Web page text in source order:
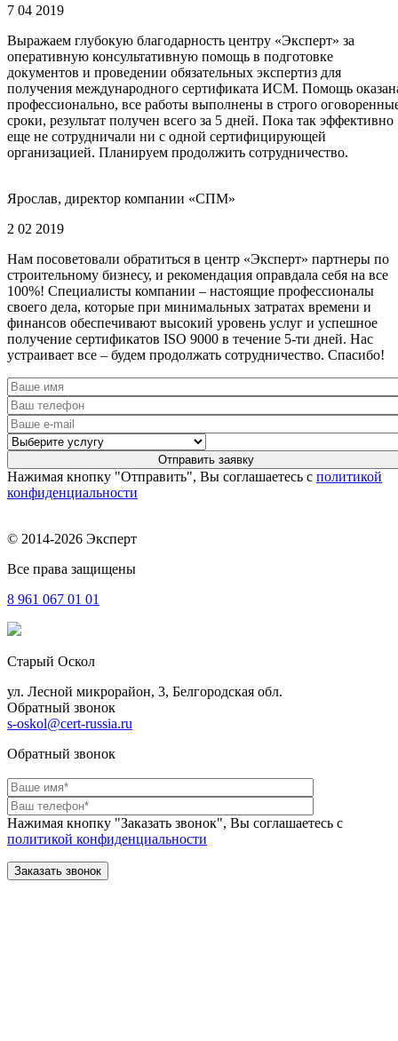
7 04 2019
Выражаем глубокую благодарность центру «Эксперт» за
оперативную консультативную помощь в подготовке
документов и проведении обязательных экспертиз для
получения международного сертификата ИСМ. Помощь
профессионально, все работы выполнены в строго
сроки, результат получен всего за 5 дней. Пока так эффективно
еще не сотрудничали ни с одной сертифицирующей
организацией. Планируем продолжить сотрудничество.
Ярослав, директор компании «СПМ»
2 02 2019
Нам посоветовали обратиться в центр «Эксперт» партнеры по
строительному бизнесу, и рекомендация оправдала себя на все
100%! Специалисты компании – настоящие профессионалы
своего дела, которые при минимальных затратах времени и
финансов обеспечивают высокий уровень услуг и успешное
получение сертификатов ISO 9000 в течение 5-ти дней. Нас
устраивает все – будем продолжать сотрудничество. Спасибо!
Нажимая кнопку "Отправить", Вы соглашаетесь с политикой
конфиденциальности
© 2014-2026 Эксперт
Все права защищены
8 961 067 01 01
Старый Оскол
ул. Лесной микрорайон, 3, Белгородская обл.
Обратный звонок
s-oskol@cert-russia.ru
Обратный звонок
Нажимая кнопку "Заказать звонок", Вы соглашаетесь с
политикой конфиденциальности